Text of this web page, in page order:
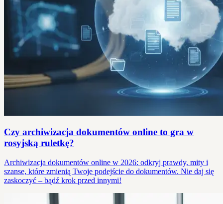
Czy archiwizacja dokumentów online to gra w
rosyjską ruletkę?
Archiwizacja dokumentów online w 2026: odkryj prawdy, mity i
szanse, które zmienią Twoje podejście do dokumentów. Nie daj się
zaskoczyć – bądź krok przed innymi!